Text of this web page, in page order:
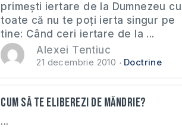
primești iertare de la Dumnezeu cu
toate că nu te poți ierta singur pe
tine: Când ceri iertare de la ...
Alexei Tentiuc
21 decembrie 2010 Doctrine
Cum să te eliberezi de mândrie?
...